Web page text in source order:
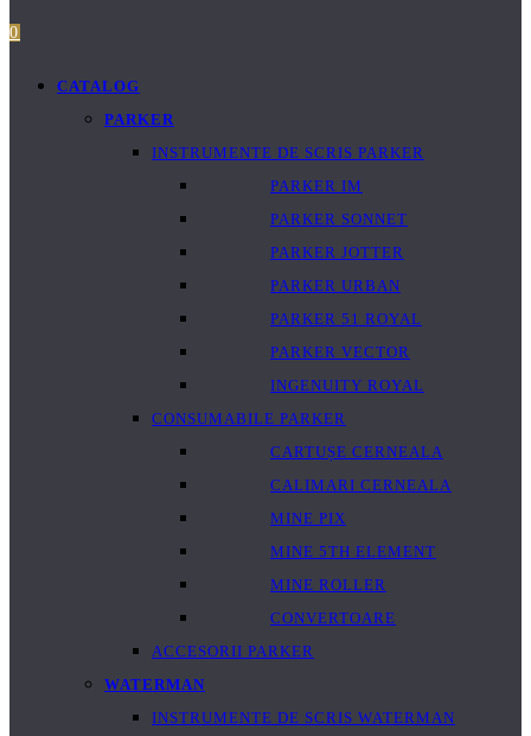
0
CATALOG
PARKER
INSTRUMENTE DE SCRIS PARKER
PARKER IM
PARKER SONNET
PARKER JOTTER
PARKER URBAN
PARKER 51 ROYAL
PARKER VECTOR
INGENUITY ROYAL
CONSUMABILE PARKER
CARTUȘE CERNEALA
CALIMARI CERNEALA
MINE PIX
MINE 5TH ELEMENT
MINE ROLLER
CONVERTOARE
ACCESORII PARKER
WATERMAN
INSTRUMENTE DE SCRIS WATERMAN